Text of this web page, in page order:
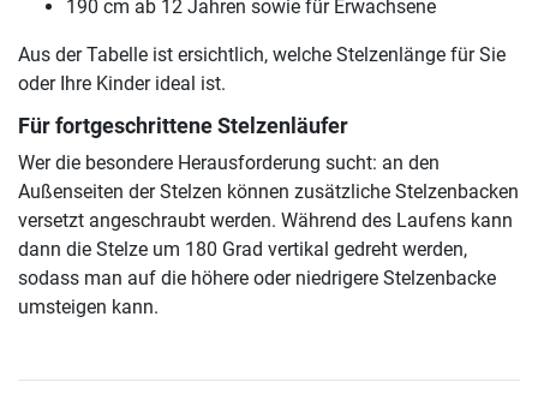
190 cm ab 12 Jahren sowie für Erwachsene
Aus der Tabelle ist ersichtlich, welche Stelzenlänge für Sie
oder Ihre Kinder ideal ist.
Für fortgeschrittene Stelzenläufer
Wer die besondere Herausforderung sucht: an den
Außenseiten der Stelzen können zusätzliche Stelzenbacken
versetzt angeschraubt werden. Während des Laufens kann
dann die Stelze um 180 Grad vertikal gedreht werden,
sodass man auf die höhere oder niedrigere Stelzenbacke
umsteigen kann.